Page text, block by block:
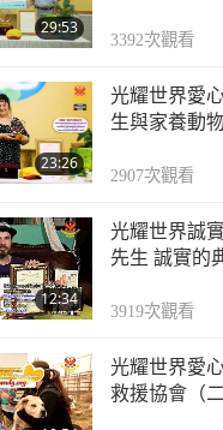
29:53
3392次觀看
23:26
光耀世界愛
生與家養動
2907次觀看
12:34
光耀世界誠
先生 誠實的
3919次觀看
光耀世界愛
救援協會（